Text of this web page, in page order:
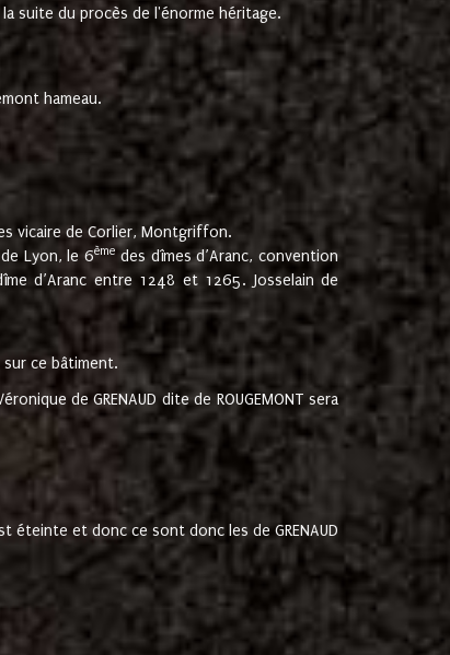
la suite du procès de l'énorme héritage.
hameau.
vicaire de Corlier, Montgriffon.
de Lyon, le 6ème des dîmes d’Aranc, convention
d’Aranc entre 1248 et 1265. Josselain de
ce bâtiment.
de GRENAUD dite de ROUGEMONT sera
éteinte et donc ce sont donc les de GRENAUD